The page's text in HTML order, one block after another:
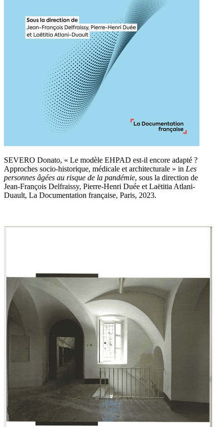
SEVERO Donato, « Le modèle EHPAD est-il encore adapté ?
Approches socio-historique, médicale et architecturale » in Les
personnes âgées au risque de la pandémie, sous la direction de
Jean-François Delfraissy, Pierre-Henri Duée et Laëtitia Atlani-
Duault, La Documentation française, Paris, 2023.